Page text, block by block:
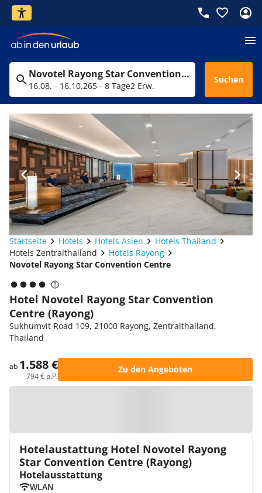
Novotel Rayong Star Convention Centre
16.08. - 16.10.265 - 8 Tage2 Erw.
Suchen
Startseite Hotels Hotels Asien
Hotels Thailand
Hotels Zentralthailand
Hotels Rayong
Novotel Rayong Star Convention Centre
Hotel Novotel Rayong Star Convention
Centre (Rayong)
Sukhumvit Road 109, 21000 Rayong, Zentralthailand,
Thailand
ab 1.588 €
794 € p.P.
Zu den Angeboten
Hotelaustattung Hotel Novotel Rayong
Star Convention Centre (Rayong)
Hotelausstattung
WLAN